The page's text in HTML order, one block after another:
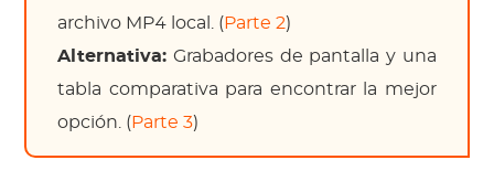
archivo MP4 local. ( Parte 2)
Alternativa: Grabadores de pantalla y una
tabla comparativa para encontrar la mejor
opción. ( Parte 3)